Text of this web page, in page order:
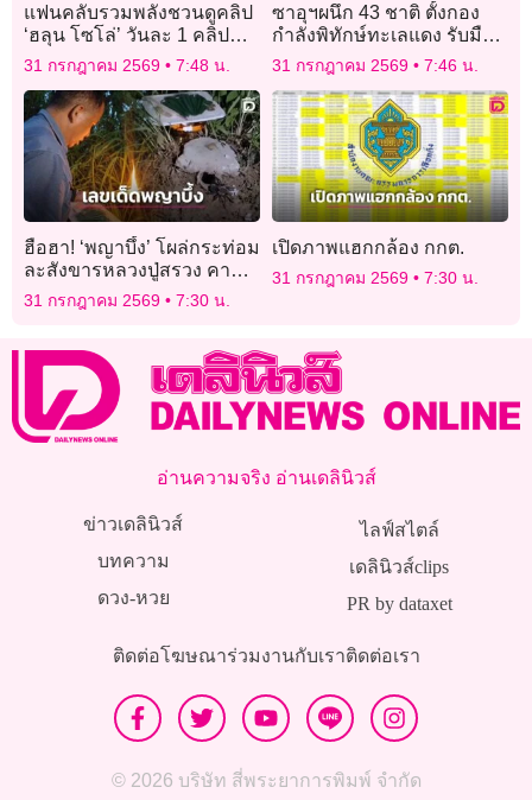
แฟนคลับรวมพลังชวนดูคลิป
‘ฮลุน โซโล่’ วันละ 1 คลิป
หวังรายได้ยูทูบส่งต่อถึงย่า-
ครอบครัว
31 กรกฎาคม 2569 7:48 น.
ซาอุฯผนึก 43 ชาติ ตั้งกอง
กำลังพิทักษ์ทะเลแดง รับมือฮู
ตีคุกคามเส้นทางพลังงาน
31 กรกฎาคม 2569 7:46 น.
ฮือฮา! ‘พญาบึ้ง’ โผล่กระท่อม
ละสังขารหลวงปู่สรวง คาบ
เลขออกจากรู คอหวยแห่ตี
เลขเด็ด
31 กรกฎาคม 2569 7:30 น.
เปิดภาพแฮกกล้อง กกต.
31 กรกฎาคม 2569 7:30 น.
อ่านความจริง อ่านเดลินิวส์
ข่าวเดลินิวส์
บทความ
ดวง-หวย
ไลฟ์สไตล์
เดลินิวส์clips
PR by dataxet
ติดต่อโฆษณาร่วมงานกับเราติดต่อเรา
© 2026 บริษัท สี่พระยาการพิมพ์ จำกัด